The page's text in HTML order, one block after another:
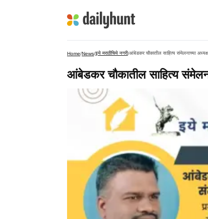
Home/News/इये मराठीचिये नगरी/आंबेडकर चौकातील साहित्य संमेलनाच्या
आंबेडकर चौकातील साहित्य